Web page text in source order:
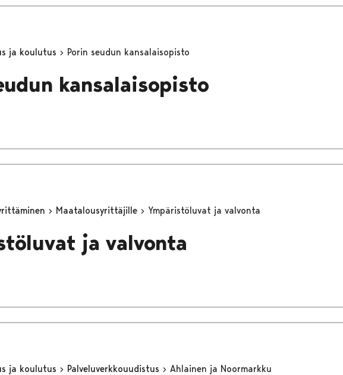
ja koulutus Porin seudun kansalaisopisto
kansalaisopisto
Maatalousyrittäjille Ympäristöluvat ja valvonta
ja valvonta
ja koulutus Palveluverkkouudistus Ahlainen ja Noormarkku